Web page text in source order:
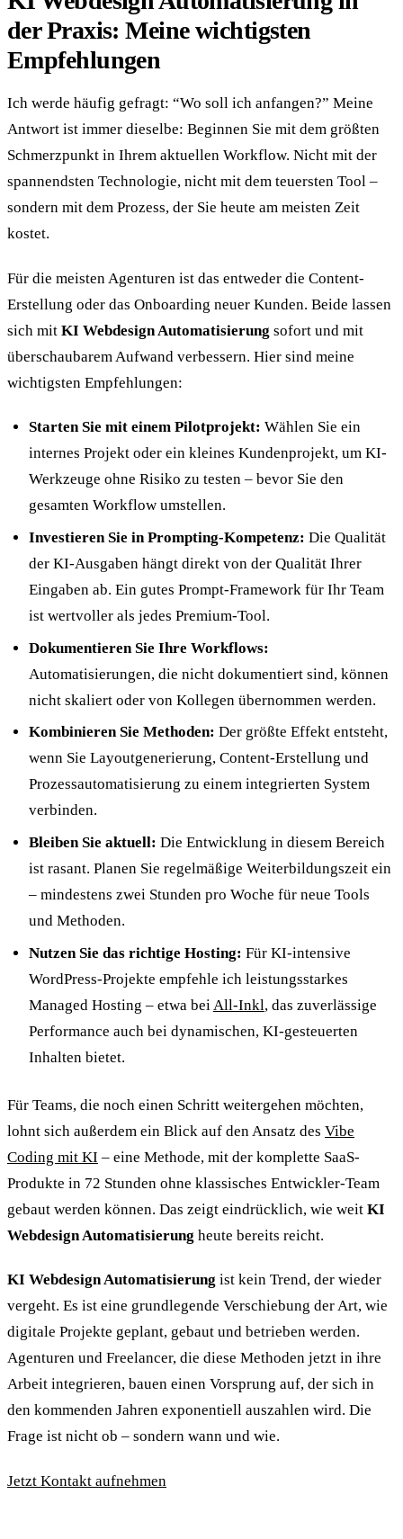
der Praxis: Meine wichtigsten
Empfehlungen
Ich werde häufig gefragt: “Wo soll ich anfangen?” Meine
Antwort ist immer dieselbe: Beginnen Sie mit dem größten
Schmerzpunkt in Ihrem aktuellen Workflow. Nicht mit der
spannendsten Technologie, nicht mit dem teuersten Tool –
sondern mit dem Prozess, der Sie heute am meisten Zeit
kostet.
Für die meisten Agenturen ist das entweder die Content-
Erstellung oder das Onboarding neuer Kunden. Beide lassen
sich mit KI Webdesign Automatisierung sofort und mit
überschaubarem Aufwand verbessern. Hier sind meine
wichtigsten Empfehlungen:
Starten Sie mit einem Pilotprojekt: Wählen Sie ein
internes Projekt oder ein kleines Kundenprojekt, um KI-
Werkzeuge ohne Risiko zu testen – bevor Sie den
gesamten Workflow umstellen.
Investieren Sie in Prompting-Kompetenz: Die Qualität
der KI-Ausgaben hängt direkt von der Qualität Ihrer
Eingaben ab. Ein gutes Prompt-Framework für Ihr Team
ist wertvoller als jedes Premium-Tool.
Dokumentieren Sie Ihre Workflows:
Automatisierungen, die nicht dokumentiert sind, können
nicht skaliert oder von Kollegen übernommen werden.
Kombinieren Sie Methoden: Der größte Effekt entsteht,
wenn Sie Layoutgenerierung, Content-Erstellung und
Prozessautomatisierung zu einem integrierten System
verbinden.
Bleiben Sie aktuell: Die Entwicklung in diesem Bereich
ist rasant. Planen Sie regelmäßige Weiterbildungszeit ein
– mindestens zwei Stunden pro Woche für neue Tools
und Methoden.
Nutzen Sie das richtige Hosting: Für KI-intensive
WordPress-Projekte empfehle ich leistungsstarkes
Managed Hosting – etwa beiAll-Inkl, das zuverlässige
Performance auch bei dynamischen, KI-gesteuerten
Inhalten bietet.
Für Teams, die noch einen Schritt weitergehen möchten,
lohnt sich außerdem ein Blick auf den Ansatz des Vibe
Coding mit KI – eine Methode, mit der komplette SaaS-
Produkte in 72 Stunden ohne klassisches Entwickler-Team
gebaut werden können. Das zeigt eindrücklich, wie weit KI
Webdesign Automatisierung heute bereits reicht.
KI Webdesign Automatisierung ist kein Trend, der wieder
vergeht. Es ist eine grundlegende Verschiebung der Art, wie
digitale Projekte geplant, gebaut und betrieben werden.
Agenturen und Freelancer, die diese Methoden jetzt in ihre
Arbeit integrieren, bauen einen Vorsprung auf, der sich in
den kommenden Jahren exponentiell auszahlen wird. Die
Frage ist nicht ob – sondern wann und wie.
Jetzt Kontakt aufnehmen